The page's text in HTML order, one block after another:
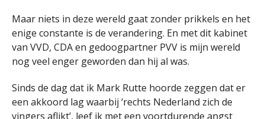
Maar niets in deze wereld gaat zonder prikkels en het
enige constante is de verandering. En met dit kabinet
van VVD, CDA en gedoogpartner PVV is mijn wereld
nog veel enger geworden dan hij al was.
Sinds de dag dat ik Mark Rutte hoorde zeggen dat er
een akkoord lag waarbij ‘rechts Nederland zich de
vingers aflikt’, leef ik met een voortdurende angst